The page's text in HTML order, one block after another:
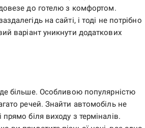
до готелю з комфортом.
на сайті, і тоді не потрібно
варіант уникнути додаткових
більше. Особливою популярністю
речей. Знайти автомобіль не
біля виходу з терміналів.